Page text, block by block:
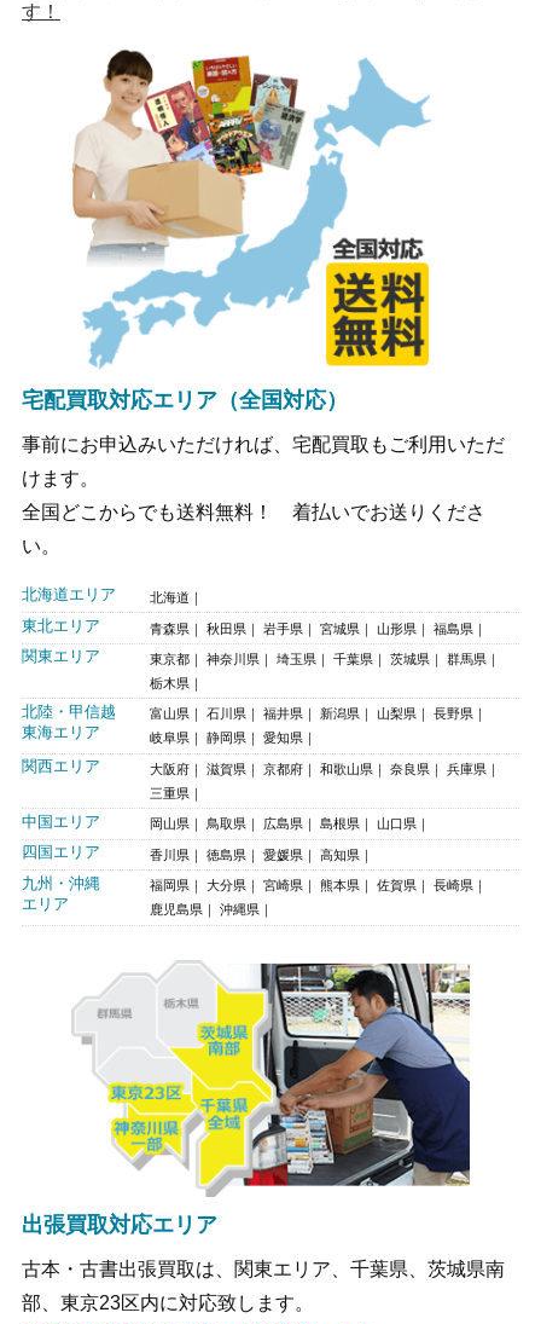
す！
宅配買取対応エリア（全国対応）
事前にお申込みいただければ、宅配買取もご利用いただ
けます。
全国どこからでも送料無料！ 着払いでお送りくださ
い。
北海道エリア 北海道
東北エリア 青森県 秋田県 岩手県 宮城県 山形県 福島県
関東エリア 東京都 神奈川県 埼玉県 千葉県 茨城県
群馬県
栃木県
北陸・甲信越
東海エリア
富山県 石川県 福井県 新潟県 山梨県
長野県
岐阜県
静岡県 愛知県
関西エリア 大阪府 滋賀県 京都府 和歌山県 奈良県
兵庫県
三重県
中国エリア 岡山県 鳥取県 広島県 島根県 山口県
四国エリア 香川県 徳島県 愛媛県 高知県
九州・沖縄
エリア
福岡県 大分県 宮崎県 熊本県 佐賀県
長崎県
鹿児島県
沖縄県
出張買取対応エリア
古本・古書出張買取は、関東エリア、千葉県、茨城県南
部、東京23区内に対応致します。